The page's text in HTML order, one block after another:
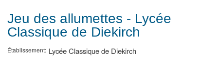
d'Ariane
Jeu des allumettes - Lycée
Classique de Diekirch
Établissement Lycée Classique de Diekirch